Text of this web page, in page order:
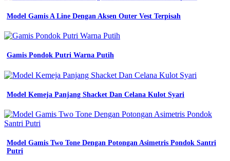
Model Gamis A Line Dengan Aksen Outer Vest Terpisah
Gamis Pondok Putri Warna Putih
Model Kemeja Panjang Shacket Dan Celana Kulot Syari
Model Gamis Two Tone Dengan Potongan Asimetris Pondok Santri
Putri